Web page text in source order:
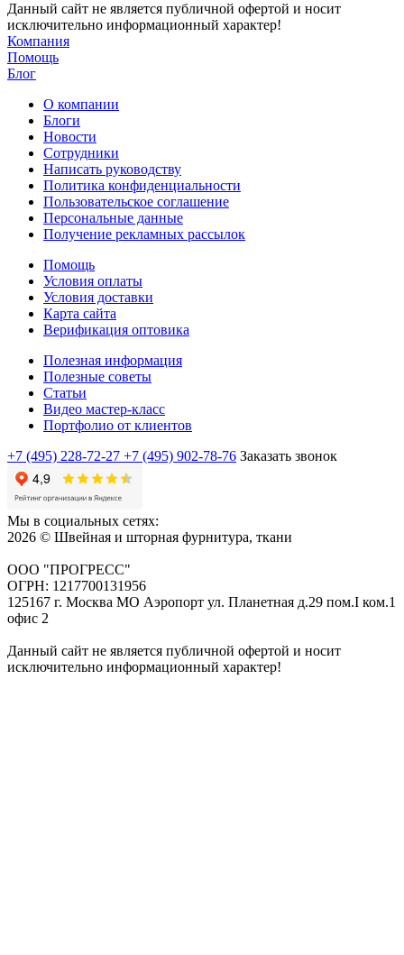
Данный сайт не является публичной офертой и носит
исключительно информационный характер!
Компания
Помощь
Блог
О компании
Блоги
Новости
Сотрудники
Написать руководству
Политика конфиденциальности
Пользовательское соглашение
Персональные данные
Получение рекламных рассылок
Помощь
Условия оплаты
Условия доставки
Карта сайта
Верификация оптовика
Полезная информация
Полезные советы
Статьи
Видео мастер-класс
Портфолио от клиентов
+7 (495) 228-72-27 +7 (495) 902-78-76 Заказать звонок
Мы в социальных сетях:
2026 © Швейная и шторная фурнитура, ткани
ООО "ПРОГРЕСС"
ОГРН: 1217700131956
125167 г. Москва МО Аэропорт ул. Планетная д.29 пом.I ком.1
офис 2
Данный сайт не является публичной офертой и носит
исключительно информационный характер!